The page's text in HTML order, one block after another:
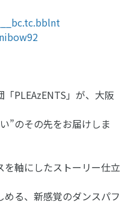
PLEAzENTS」が、大阪
”のその先をお届けしま
軸にしたストーリー仕立
る、新感覚のダンスパフ